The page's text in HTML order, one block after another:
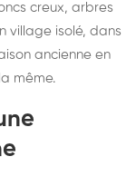
creux, arbres
village isolé, dans
ancienne en
même.